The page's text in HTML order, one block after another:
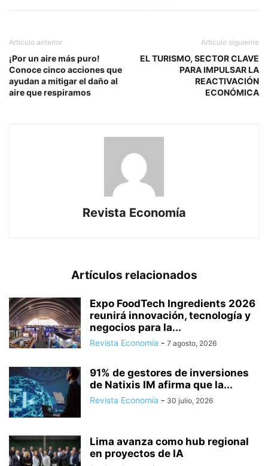
Artículo anterior
¡Por un aire más puro!
Conoce cinco acciones que
ayudan a mitigar el daño al
aire que respiramos
Artículo siguiente
EL TURISMO, SECTOR CLAVE
PARA IMPULSAR LA
REACTIVACIÓN
ECONÓMICA
Revista Economía
Artículos relacionados
Expo FoodTech Ingredients 2026
reunirá innovación, tecnología y
negocios para la...
Revista Economía - 7 agosto, 2026
91% de gestores de inversiones
de Natixis IM afirma que la...
Revista Economía - 30 julio, 2026
Lima avanza como hub regional
en proyectos de IA